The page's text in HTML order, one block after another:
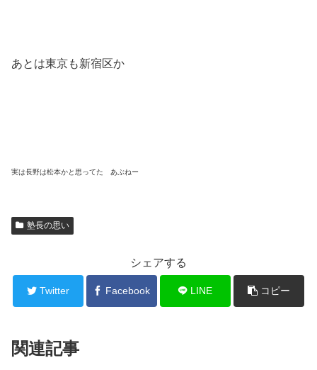
あとは東京も新宿区か
実は長野は松本かと思ってた あぶねー
塾長の思い
シェアする
Twitter Facebook LINE コピー
関連記事